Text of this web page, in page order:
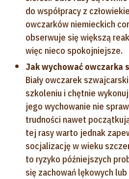
do współpracy z
owczarków niemieckich
obserwuje się większą
więc nieco spokojniejsze.
Jak wychować owczarka
Biały owczarek
szkoleniu i chętnie
jego wychowanie nie
trudności nawet
tej rasy warto jednak
socjalizację w wieku
to ryzyko późniejszych
się zachowań lękowych